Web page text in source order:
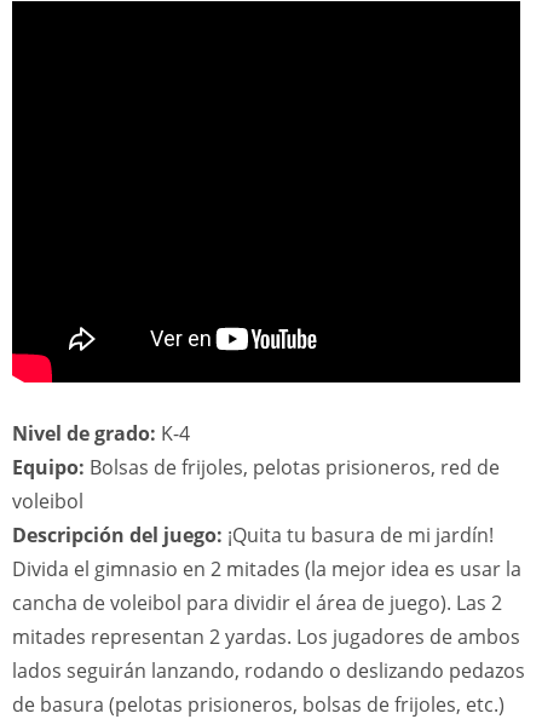
Nivel de grado: K-4
Equipo: Bolsas de frijoles, pelotas prisioneros, red de
voleibol
Descripción del juego: ¡Quita tu basura de mi jardín!
Divida el gimnasio en 2 mitades (la mejor idea es usar la
cancha de voleibol para dividir el área de juego). Las 2
mitades representan 2 yardas. Los jugadores de ambos
lados seguirán lanzando, rodando o deslizando pedazos
de basura (pelotas prisioneros, bolsas de frijoles, etc.)